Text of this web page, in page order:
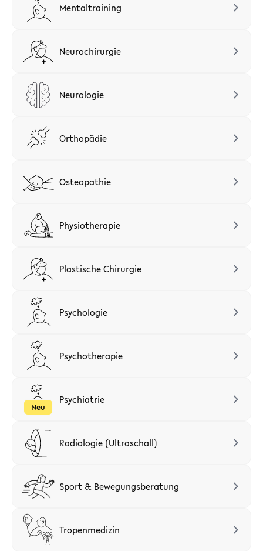
Mentaltraining
Neurochirurgie
Neurologie
Orthopädie
Osteopathie
Physiotherapie
Plastische Chirurgie
Psychologie
Psychotherapie
Neu
Psychiatrie
Radiologie (Ultraschall)
Sport & Bewegungsberatung
Tropenmedizin